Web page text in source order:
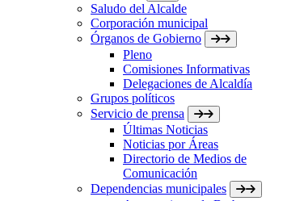
Saludo del Alcalde
Corporación municipal
Órganos de Gobierno
Pleno
Comisiones Informativas
Delegaciones de Alcaldía
Grupos políticos
Servicio de prensa
Últimas Noticias
Noticias por Áreas
Directorio de Medios de
Comunicación
Dependencias municipales